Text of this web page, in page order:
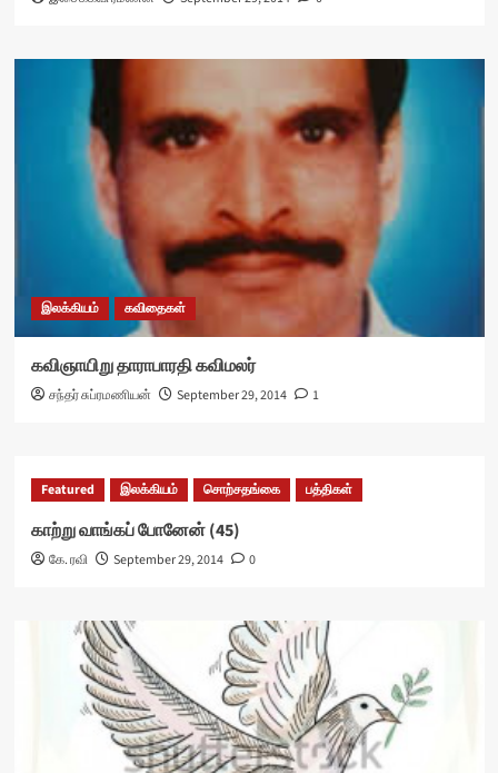
இலக்கியம் கவிதைகள்
கவிஞாயிறு தாராபாரதி கவிமலர்
சந்தர் சுப்ரமணியன் September 29, 2014 1
Featured இலக்கியம் சொற்சதங்கை பத்திகள்
காற்று வாங்கப் போனேன் (45)
கே. ரவி September 29, 2014 0